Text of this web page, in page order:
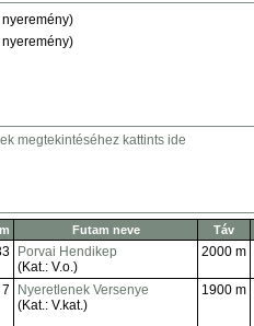
nyeremény)
nyeremény)
megtekintéséhez kattints ide
Futam neve Táv
Porvai Hendikep
(Kat.: V.o.)
2000 m
7
Nyeretlenek Versenye
(Kat.: V.kat.)
1900 m